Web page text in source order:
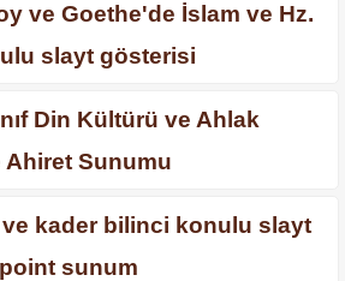
ve Goethe'de İslam ve Hz.
slayt gösterisi
Din Kültürü ve Ahlak
Sunumu
ve kader bilinci konulu slayt
sunum